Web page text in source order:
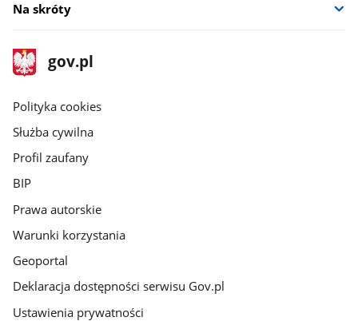
Na skróty
stopka
gov.pl
Strona
gov.pl
gov.pl
Polityka cookies
Służba cywilna
Profil zaufany
BIP
Prawa autorskie
Warunki korzystania
Geoportal
Deklaracja dostępności serwisu Gov.pl
Ustawienia prywatności